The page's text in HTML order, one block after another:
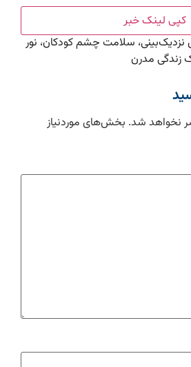
کپی لینک خبر
نزدیک‌بینی، سلامت چشم کودکان، نور
زندگی مدرن
نخواهد شد. بخش‌های موردنیاز